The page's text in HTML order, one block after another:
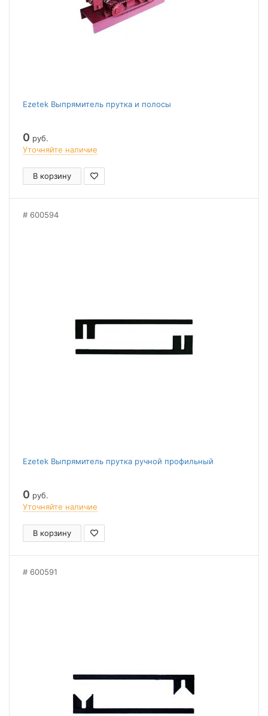
Ezetek Выпрямитель прутка и полосы
0 руб.
Уточняйте наличие
В корзину
600594
Ezetek Выпрямитель прутка ручной профильный
0 руб.
Уточняйте наличие
В корзину
600591